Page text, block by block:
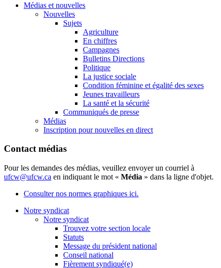
Médias et nouvelles
Nouvelles
Sujets
Agriculture
En chiffres
Campagnes
Bulletins Directions
Politique
La justice sociale
Condition féminine et égalité des sexes
Jeunes travailleurs
La santé et la sécurité
Communiqués de presse
Médias
Inscription pour nouvelles en direct
Contact médias
Pour les demandes des médias, veuillez envoyer un courriel à
ufcw@ufcw.ca en indiquant le mot « Média » dans la ligne d'objet.
Consulter nos normes graphiques ici.
Notre syndicat
Notre syndicat
Trouvez votre section locale
Statuts
Message du président national
Conseil national
Fièrement syndiqué(e)